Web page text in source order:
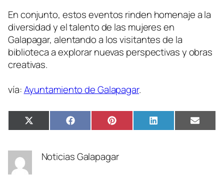
En conjunto, estos eventos rinden homenaje a la
diversidad y el talento de las mujeres en
Galapagar, alentando a los visitantes de la
biblioteca a explorar nuevas perspectivas y obras
creativas.
vía:Ayuntamiento de Galapagar.
Compartir
en
X
(Twitter)
Compartir
en
FacebookCompartir
en
PinterestCompartir
en
LinkedIn
en
Email
Noticias Galapagar